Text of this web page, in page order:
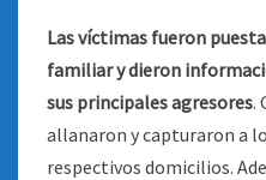
Las víctimas fueron
familiar y dieron
sus principales agresores.
allanaron y capturaron a
respectivos domicilios.